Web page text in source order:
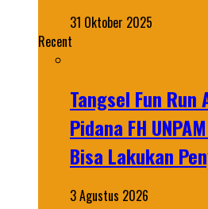
31 Oktober 2025
Recent
Tangsel Fun Run
Pidana FH
Bisa Lakukan
3 Agustus 2026